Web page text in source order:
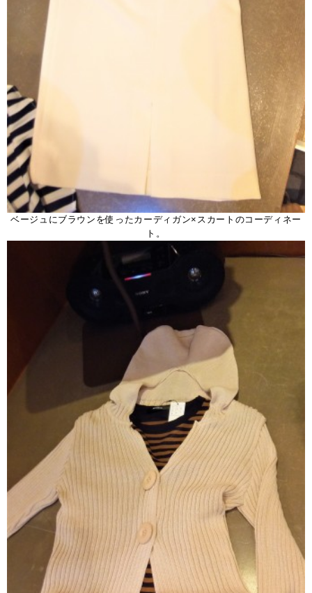
ベージュにブラウンを使ったカーディガン×スカートのコーディネー
ト。